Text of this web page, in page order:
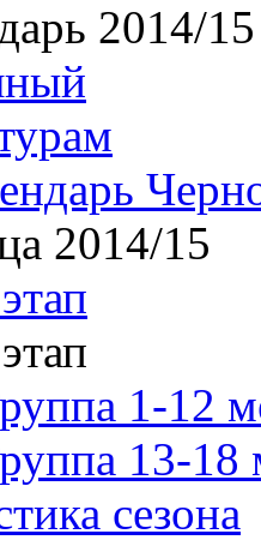
2014/15
2014/15
1-12
13-18
сезона